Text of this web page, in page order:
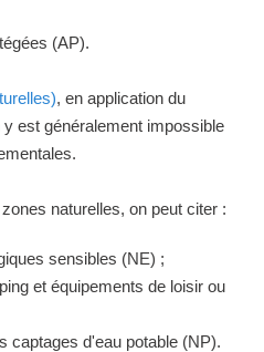
(AP).
, en application du
est généralement impossible
naturelles, on peut citer :
sensibles (NE) ;
et équipements de loisir ou
captages d'eau potable (NP).